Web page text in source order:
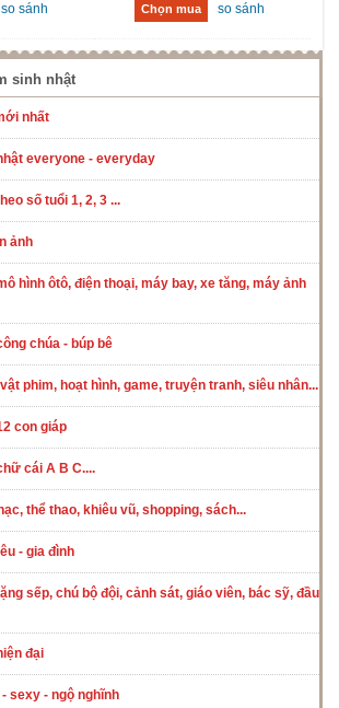
so sánh Chọn mua so sánh
sinh nhật
nhất
everyone - everyday
số tuổi 1, 2, 3 ...
ảnh
hình ôtô, điện thoại, máy bay, xe tăng, máy ảnh
chúa - búp bê
phim, hoạt hình, game, truyện tranh, siêu nhân...
con giáp
cái A B C....
thể thao, khiêu vũ, shopping, sách...
- gia đình
sếp, chú bộ đội, cảnh sát, giáo viên, bác sỹ, đầu
đại
sexy - ngộ nghĩnh